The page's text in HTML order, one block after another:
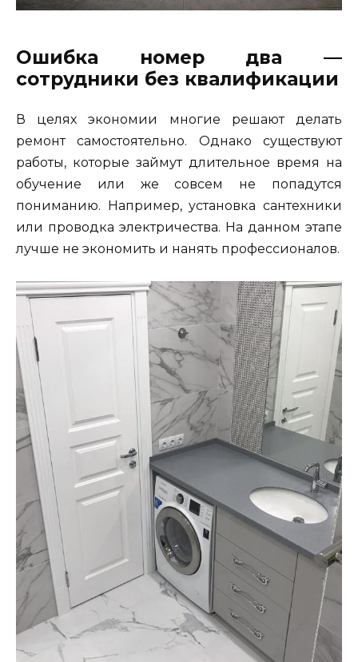
Ошибка номер два —
сотрудники без квалификации
В целях экономии многие решают делать
ремонт самостоятельно. Однако существуют
работы, которые займут длительное время на
обучение или же совсем не попадутся
пониманию. Например, установка сантехники
или проводка электричества. На данном этапе
лучше не экономить и нанять профессионалов.